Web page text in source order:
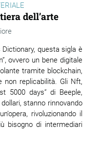
dell’arte
questa sigla è
ovvero un bene digitale
tramite blockchain,
replicabilità. Gli Nft,
5000 days” di Beeple,
stanno rinnovando
rivoluzionando il
bisogno di intermediari